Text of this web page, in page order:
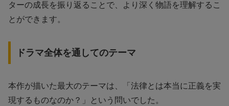
ターの成長を振り返ることで、より深く物語を理解するこ
とができます。
ドラマ全体を通してのテーマ
本作が描いた最大のテーマは、「法律とは本当に正義を実
現するものなのか？」という問いでした。